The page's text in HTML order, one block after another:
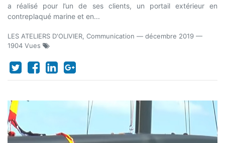
a réalisé pour l’un de ses clients, un portail extérieur en
contreplaqué marine et en...
LES ATELIERS D'OLIVIER, Communication — décembre 2019 —
1904 Vues